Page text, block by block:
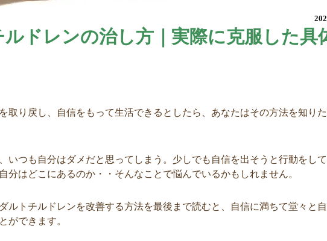
ドレンの治し方｜実際に克服した具
取り戻し、自信をもって生活できるとしたら、あなたはその方法を知り
いつも自分はダメだと思ってしまう。少しでも自信を出そうと行動をし
分はどこにあるのか・・そんなことで悩んでいるかもしれません。
ルトチルドレンを改善する方法を最後まで読むと、自信に満ちて堂々と
ができます。